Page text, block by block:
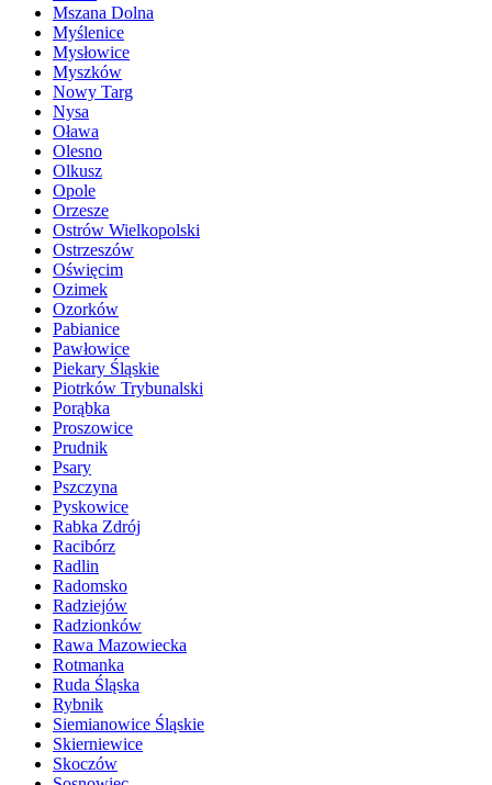
Mszana Dolna
Myślenice
Mysłowice
Myszków
Nowy Targ
Nysa
Oława
Olesno
Olkusz
Opole
Orzesze
Ostrów Wielkopolski
Ostrzeszów
Oświęcim
Ozimek
Ozorków
Pabianice
Pawłowice
Piekary Śląskie
Piotrków Trybunalski
Porąbka
Proszowice
Prudnik
Psary
Pszczyna
Pyskowice
Rabka Zdrój
Racibórz
Radlin
Radomsko
Radziejów
Radzionków
Rawa Mazowiecka
Rotmanka
Ruda Śląska
Rybnik
Siemianowice Śląskie
Skierniewice
Skoczów